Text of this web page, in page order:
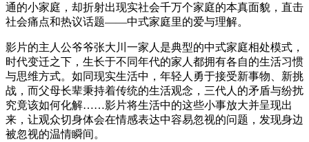
通的小家庭，却折射出现实社会千万个家庭的本真面貌，直击
社会痛点和热议话题——中式家庭里的爱与理解。
影片的主人公爷爷张大川一家人是典型的中式家庭相处模式，
时代变迁之下，生长于不同年代的家人都拥有各自的生活习惯
与思维方式。如同现实生活中，年轻人勇于接受新事物、新挑
战，而父母长辈秉持着传统的生活观念，三代人的矛盾与纷扰
究竟该如何化解……影片将生活中的这些小事放大并呈现出
来，让观众切身体会在情感表达中容易忽视的问题，发现身边
被忽视的温情瞬间。